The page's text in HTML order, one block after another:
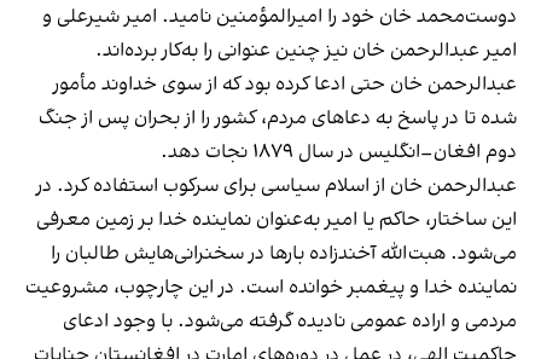
دوست‌محمد خان خود را امیرالمؤمنین نامید. امیر شیرعلی و
امیر عبدالرحمن خان نیز چنین عنوانی را به‌کار برده‌اند.
عبدالرحمن خان حتی ادعا کرده بود که از سوی خداوند مأمور
شده تا در پاسخ به دعاهای مردم، کشور را از بحران پس از جنگ
دوم افغان–انگلیس در سال ۱۸۷۹ نجات دهد.
عبدالرحمن خان از اسلام سیاسی برای سرکوب استفاده کرد. در
این ساختار، حاکم یا امیر به‌عنوان نماینده خدا بر زمین معرفی
می‌شود. هبت‌الله آخندزاده بارها در سخنرانی‌هایش طالبان را
نماینده خدا و پیغمبر خوانده است. در این چارچوب، مشروعیت
مردمی و اراده عمومی نادیده گرفته می‌شود. با وجود ادعای